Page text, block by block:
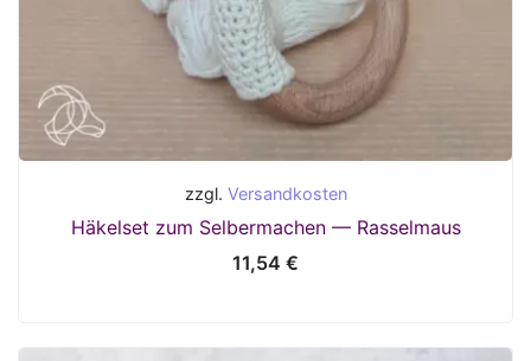
zzgl. Versandkosten
Häkelset zum Selbermachen — Rasselmaus
11,54 €